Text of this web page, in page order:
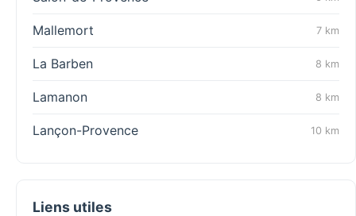
Mallemort 7 km
La Barben 8 km
Lamanon 8 km
Lançon-Provence 10 km
Liens utiles